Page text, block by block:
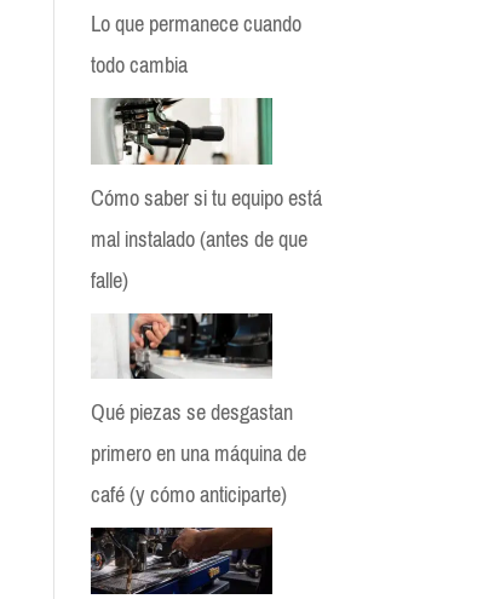
Lo que permanece cuando
todo cambia
Cómo saber si tu equipo está
mal instalado (antes de que
falle)
Qué piezas se desgastan
primero en una máquina de
café (y cómo anticiparte)